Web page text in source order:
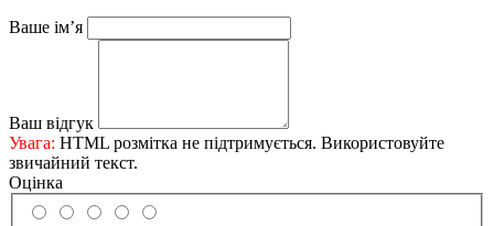
Ваше ім’я
Ваш відгук
Увага: HTML розмітка не підтримується. Використовуйте
звичайний текст.
Оцінка